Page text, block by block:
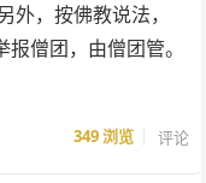
，按佛教说法，
僧团，由僧团管。
349浏览 评论